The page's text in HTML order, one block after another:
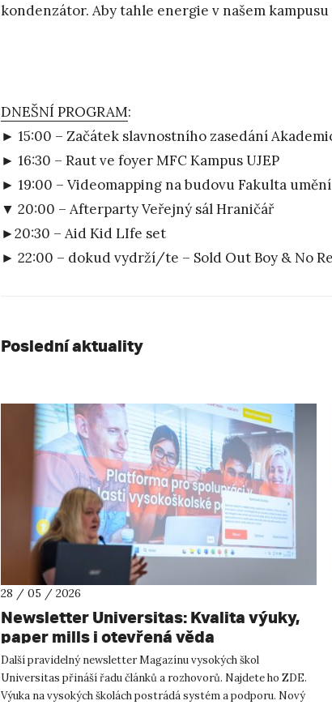
kondenzátor. Aby tahle energie v našem
DNEŠNÍ PROGRAM:
► 15:00 – Začátek slavnostního zasedání
► 16:30 – Raut ve foyer MFC Kampus UJEP
► 19:00 – Videomapping na budovu Fakulta
▼ 20:00 – Afterparty Veřejný sál Hraničář
►20:30 – Aid Kid LIfe set
► 22:00 – dokud vydrží/te – Sold Out Boy & No
Poslední aktuality
28 / 05 / 2026
Newsletter Universitas: Kvalita výuky,
paper mills i otevřená věda
Další pravidelný newsletter Magazínu vysokých škol
Universitas přináší řadu článků a rozhovorů. Najdete ho ZDE.
Výuka na vysokých školách postrádá systém a podporu. Nový